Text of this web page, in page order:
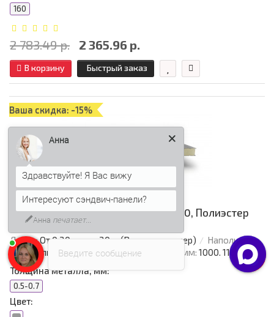
160
2 783.49 р. 2 365.96 р.
В корзину Быстрый заказ
Ваша скидка: -15%
Сэндвич-панели стеновые с пир 160, Полиэстер
RAL7004 серый
Длина:От 0,20 м - по 20 м (Режем в размер)
Наполнение:
Пенополиизоцианурат
Общая ширина, мм: 1000. 1160. 1190
Толщина металла, мм:
0.5-0.7
Цвет:
Введите сообщение
Анна
Здравствуйте! Я Вас вижу
Интересуют сэндвич-панели?
Анна печатает...